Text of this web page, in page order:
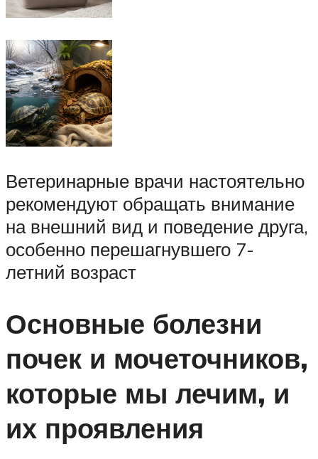
Ветеринарные врачи настоятельно
рекомендуют обращать внимание
на внешний вид и поведение друга,
особенно перешагнувшего 7-
летний возраст
Основные болезни
почек и мочеточников,
которые мы лечим, и
их проявления